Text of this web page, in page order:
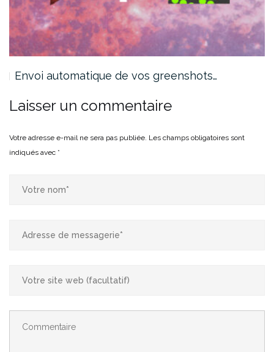
Envoi automatique de vos greenshots…
Laisser un commentaire
Votre adresse e-mail ne sera pas publiée. Les champs obligatoires sont
indiqués avec *